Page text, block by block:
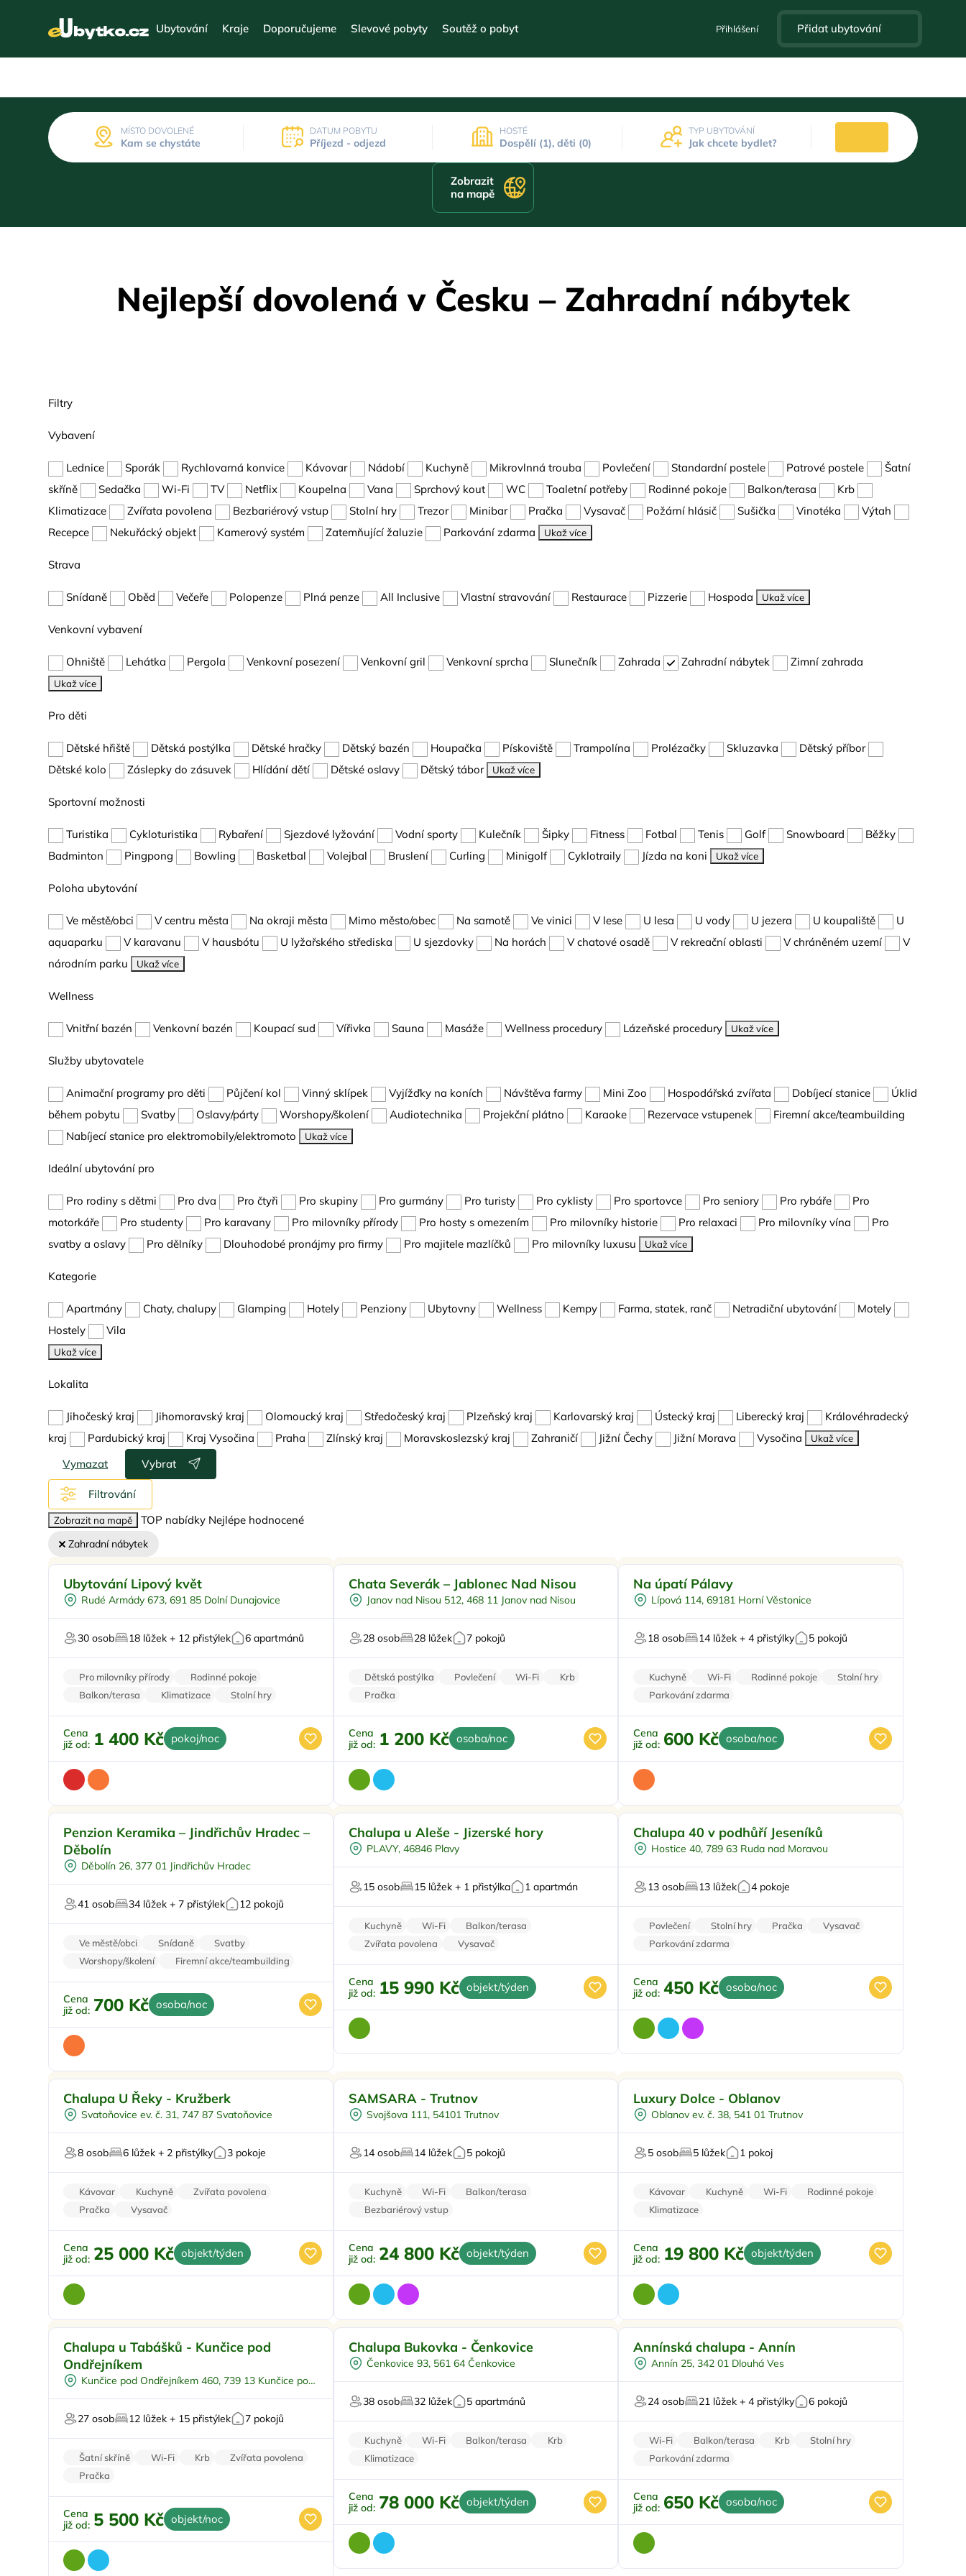
Ubytování Kraje Doporučujeme Slevové pobyty Soutěž o pobyt Přihlášení Přidat ubytování
MÍSTO DOVOLENÉ
Kam se chystáte
DATUM POBYTU
Příjezd - odjezd
HOSTÉ
Dospělí (1), děti (0)
TYP UBYTOVÁNÍ
Jak chcete bydlet?
Zobrazit
na mapě
Nejlepší dovolená v Česku – Zahradní nábytek
Filtry
Vybavení
Lednice Sporák Rychlovarná konvice Kávovar Nádobí Kuchyně Mikrovlnná trouba Povlečení Standardní postele Patrové postele
Šatní
skříně
Sedačka Wi-Fi TV Netflix Koupelna Vana Sprchový kout WC Toaletní potřeby Rodinné pokoje Balkon/terasa
Krb
Klimatizace
Zvířata povolena Bezbariérový vstup Stolní hry Trezor Minibar Pračka Vysavač Požární hlásič Sušička Vinotéka
Výtah
Recepce
Nekuřácký objekt Kamerový systém Zatemňující žaluzie Parkování zdarma Ukaž více
Strava
Snídaně Oběd Večeře Polopenze Plná penze All Inclusive Vlastní stravování Restaurace Pizzerie Hospoda Ukaž více
Venkovní vybavení
Ohniště Lehátka Pergola Venkovní posezení Venkovní gril Venkovní sprcha Slunečník Zahrada Zahradní nábytek Zimní zahrada
Ukaž více
Pro děti
Dětské hřiště Dětská postýlka Dětské hračky Dětský bazén Houpačka Pískoviště Trampolína Prolézačky Skluzavka
Dětský příbor
Dětské kolo
Záslepky do zásuvek Hlídání dětí Dětské oslavy Dětský tábor Ukaž více
Sportovní možnosti
Turistika Cykloturistika Rybaření Sjezdové lyžování Vodní sporty Kulečník Šipky Fitness Fotbal Tenis Golf Snowboard
Běžky
Badminton
Pingpong Bowling Basketbal Volejbal Bruslení Curling Minigolf Cyklotraily Jízda na koni Ukaž více
Poloha ubytování
Ve městě/obci V centru města Na okraji města Mimo město/obec Na samotě Ve vinici V lese U lesa U vody U jezera U koupaliště
U
aquaparku
V karavanu V hausbótu U lyžařského střediska U sjezdovky Na horách V chatové osadě V rekreační oblasti V chráněném uzemí
V
národním parku
Ukaž více
Wellness
Vnitřní bazén Venkovní bazén Koupací sud Vířivka Sauna Masáže Wellness procedury Lázeňské procedury Ukaž více
Služby ubytovatele
Animační programy pro děti Půjčení kol Vinný sklípek Vyjížďky na koních Návštěva farmy Mini Zoo Hospodářská zvířata Dobíjecí stanice
Úklid
během pobytu
Svatby Oslavy/párty Worshopy/školení Audiotechnika Projekční plátno Karaoke Rezervace vstupenek
Firemní akce/teambuilding
Nabíjecí stanice pro elektromobily/elektromoto
Ukaž více
Ideální ubytování pro
Pro rodiny s dětmi Pro dva Pro čtyři Pro skupiny Pro gurmány Pro turisty Pro cyklisty Pro sportovce Pro seniory Pro rybáře
Pro
motorkáře
Pro studenty Pro karavany Pro milovníky přírody Pro hosty s omezením Pro milovníky historie Pro relaxaci Pro milovníky vína
Pro
svatby a oslavy
Pro dělníky Dlouhodobé pronájmy pro firmy Pro majitele mazlíčků Pro milovníky luxusu Ukaž více
Kategorie
Apartmány Chaty, chalupy Glamping Hotely Penziony Ubytovny Wellness Kempy Farma, statek, ranč Netradiční ubytování
Motely
Hostely
Vila
Ukaž více
Lokalita
Jihočeský kraj Jihomoravský kraj Olomoucký kraj Středočeský kraj Plzeňský kraj Karlovarský kraj Ústecký kraj Liberecký kraj
Královéhradecký
kraj
Pardubický kraj Kraj Vysočina Praha Zlínský kraj Moravskoslezský kraj Zahraničí Jižní Čechy Jižní Morava Vysočina Ukaž více
Vymazat Vybrat
Filtrování
Zobrazit na mapě TOP nabídky Nejlépe hodnocené
Zahradní nábytek
Dětská postýlka
Venkovní gril
Pro milovníky vína
Ubytování Lipový květ
Rudé Armády 673, 691 85 Dolní Dunajovice
30 osob 18 lůžek + 12 přistýlek 6 apartmánů
Pro milovníky přírody
Rodinné pokoje
Balkon/terasa
Klimatizace Stolní hry
Cena
již od: 1 400 Kč pokoj/noc
Polopenze
U lyžařského střediska
Pro majitele mazlíčků
Chata Severák – Jablonec Nad Nisou
Janov nad Nisou 512, 468 11 Janov nad Nisou
28 osob 28 lůžek 7 pokojů
Dětská postýlka Povlečení Wi-Fi
Krb
Pračka
Cena
již od: 1 200 Kč osoba/noc
Pro rodiny s dětmi
Dětské hřiště
Zahrada
Na úpatí Pálavy
Lípová 114, 69181 Horní Věstonice
18 osob 14 lůžek + 4 přistýlky 5 pokojů
Kuchyně Wi-Fi Rodinné pokoje
Stolní hry
Parkování zdarma
Cena
již od: 600 Kč osoba/noc
Venkovní bazén
Pro skupiny
Sauna
Pro svatby a oslavy
Penzion Keramika – Jindřichův Hradec –
Děbolín
Děbolín 26, 377 01 Jindřichův Hradec
41 osob 34 lůžek + 7 přistýlek 12 pokojů
Ve městě/obci Snídaně
Svatby
Worshopy/školení
Firemní akce/teambuilding
Cena
již od: 700 Kč osoba/noc
Dětské hřiště
Venkovní bazén
Pro skupiny
Chalupa u Aleše - Jizerské hory
PLAVY, 46846 Plavy
15 osob 15 lůžek + 1 přistýlka 1 apartmán
Kuchyně Wi-Fi
Balkon/terasa
Zvířata povolena
Vysavač
Cena
již od: 15 990 Kč objekt/týden
Koupací sud
Vířivka
U vody
Chalupa 40 v podhůří Jeseníků
Hostice 40, 789 63 Ruda nad Moravou
13 osob 13 lůžek 4 pokoje
Povlečení Stolní hry Pračka
Vysavač
Parkování zdarma
Cena
již od: 450 Kč osoba/noc
Pro rodiny s dětmi
Koupací sud
Sauna
U vody
Chalupa U Řeky - Kružberk
Svatoňovice ev. č. 31, 747 87 Svatoňovice
8 osob 6 lůžek + 2 přistýlky 3 pokoje
Kávovar Kuchyně
Zvířata povolena
Pračka
Vysavač
Cena
již od: 25 000 Kč objekt/týden
Koupací sud
Vyjížďky na koních
U lesa
SAMSARA - Trutnov
Svojšova 111, 54101 Trutnov
14 osob 14 lůžek 5 pokojů
Kuchyně Wi-Fi
Balkon/terasa
Bezbariérový vstup
Cena
již od: 24 800 Kč objekt/týden
Pro čtyři
Vířivka
U vody
Luxury Dolce - Oblanov
Oblanov ev. č. 38, 541 01 Trutnov
5 osob 5 lůžek 1 pokoj
Kávovar Kuchyně Wi-Fi
Rodinné pokoje
Klimatizace
Cena
již od: 19 800 Kč objekt/týden
Polopenze
Na samotě
U lesa
Pro svatby a oslavy
Chalupa u Tabášků - Kunčice pod
Ondřejníkem
Kunčice pod Ondřejníkem 460, 739 13 Kunčice pod
27 osob
12 lůžek + 15 přistýlek 7 pokojů
Šatní skříně Wi-Fi Krb
Zvířata povolena
Pračka
Cena
již od: 5 500 Kč objekt/noc
Vířivka
Sauna
Firemní akce/teambuilding
Chalupa Bukovka - Čenkovice
Čenkovice 93, 561 64 Čenkovice
38 osob 32 lůžek 5 apartmánů
Kuchyně Wi-Fi Balkon/terasa
Krb
Klimatizace
Cena
již od: 78 000 Kč objekt/týden
U lesa
U vody
V chráněném uzemí
Annínská chalupa - Annín
Annín 25, 342 01 Dlouhá Ves
24 osob 21 lůžek + 4 přistýlky 6 pokojů
Wi-Fi Balkon/terasa Krb
Stolní hry
Parkování zdarma
Cena
již od: 650 Kč osoba/noc